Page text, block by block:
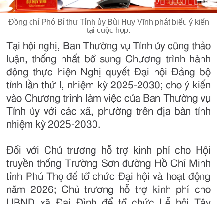
Đồng chí Phó Bí thư Tỉnh ủy Bùi Huy Vĩnh phát biểu ý kiến
tại cuộc họp.
Tại hội nghị, Ban Thường vụ Tỉnh ủy cũng thảo
luận, thống nhất bổ sung Chương trình hành
động thực hiện Nghị quyết Đại hội Đảng bộ
tỉnh lần thứ I, nhiệm kỳ 2025-2030; cho ý kiến
vào Chương trình làm việc của Ban Thường vụ
Tỉnh ủy với các xã, phường trên địa bàn tỉnh
nhiệm kỳ 2025-2030.
Đối với Chủ trương hỗ trợ kinh phí cho Hội
truyền thống Trường Sơn đường Hồ Chí Minh
tỉnh Phú Thọ để tổ chức Đại hội và hoạt động
năm 2026; Chủ trương hỗ trợ kinh phí cho